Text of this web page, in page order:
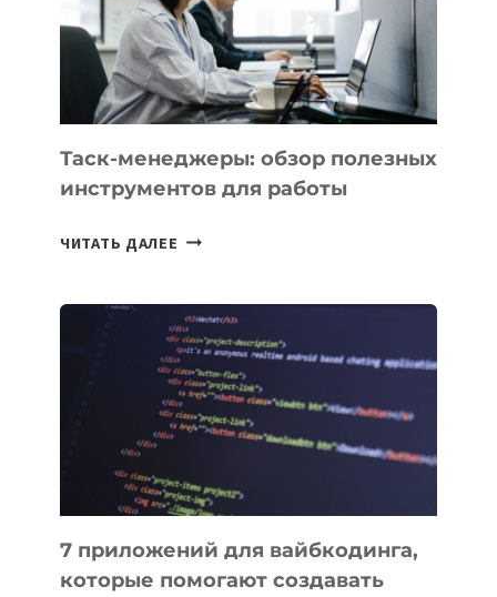
ИСКУССТВЕННОМУ
ИНТЕЛЛЕКТУ
Таск-менеджеры: обзор полезных
инструментов для работы
ЧИТАТЬ ДАЛЕЕ ТАСК-
ПОЛЕЗНЫХ
ИНСТРУМЕНТОВ
ДЛЯ
РАБОТЫ
7 приложений для вайбкодинга,
которые помогают создавать